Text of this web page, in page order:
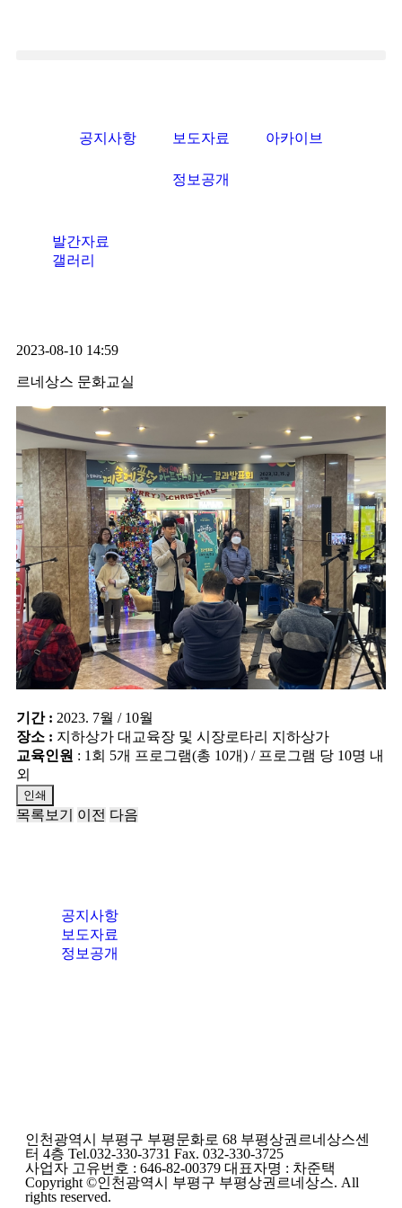
공지사항 보도자료 아카이브
정보공개
발간자료
갤러리
2023-08-10 14:59
르네상스 문화교실
기간 : 2023. 7월 / 10월
장소 : 지하상가 대교육장 및 시장로타리 지하상가
교육인원 : 1회 5개 프로그램(총 10개) / 프로그램 당 10명 내
외
인쇄
목록보기 이전 다음
공지사항
보도자료
정보공개
인천광역시 부평구 부평문화로 68 부평상권르네상스센
터 4층 Tel.032-330-3731 Fax. 032-330-3725
사업자 고유번호 : 646-82-00379 대표자명 : 차준택
Copyright ©인천광역시 부평구 부평상권르네상스. All
rights reserved.